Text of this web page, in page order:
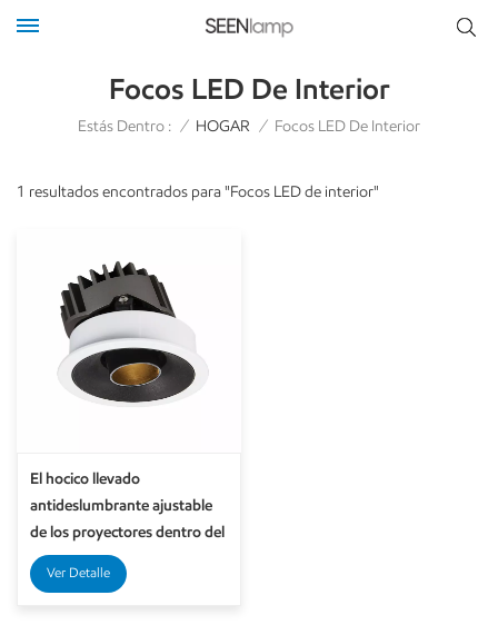
Focos LED De Interior
Estás Dentro : / HOGAR / Focos LED De Interior
1 resultados encontrados para "Focos LED de interior"
El hocico llevado
antideslumbrante ajustable
de los proyectores dentro del
techo ahuecó 8w para
interior
Ver Detalle